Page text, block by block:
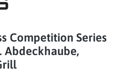
Competition Series
Abdeckhaube,